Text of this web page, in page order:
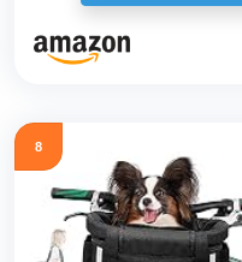
8